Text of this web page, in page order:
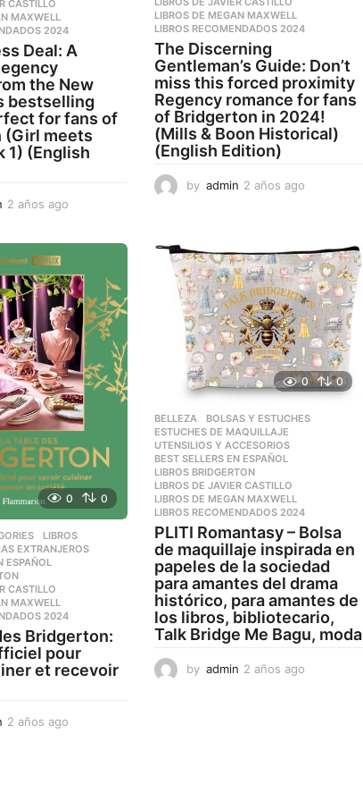
CASTILLO
MAXWELL
2024
Deal: A
the New
bestselling
for fans of
(Girl meets
1) (English
2 años ago
s
a
g
o
LIBROS DE MEGAN MAXWELL
LIBROS RECOMENDADOS 2024
The Discerning
Gentleman’s Guide: Don’t
miss this forced proximity
Regency romance for fans
of Bridgerton in 2024!
(Mills & Boon Historical)
(English Edition)
by admin 2 años ago
s
a
g
o
0 0
,LIBROS
EXTRANJEROS
ESPAÑOL
CASTILLO
MAXWELL
2024
Bridgerton:
pour
et recevoir
2 años ago
0 0
BELLEZA ,BOLSAS Y ESTUCHES
ESTUCHES DE MAQUILLAJE
UTENSILIOS Y ACCESORIOS
BEST SELLERS EN ESPAÑOL
LIBROS BRIDGERTON
LIBROS DE JAVIER CASTILLO
LIBROS DE MEGAN MAXWELL
LIBROS RECOMENDADOS 2024
PLITI Romantasy – Bolsa
de maquillaje inspirada en
papeles de la sociedad
para amantes del drama
histórico, para amantes de
los libros, bibliotecario,
Talk Bridge Me Bagu, moda
by admin 2 años ago